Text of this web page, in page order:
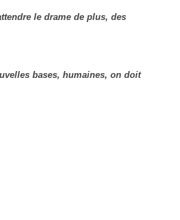
le drame de plus, des
bases, humaines, on doit